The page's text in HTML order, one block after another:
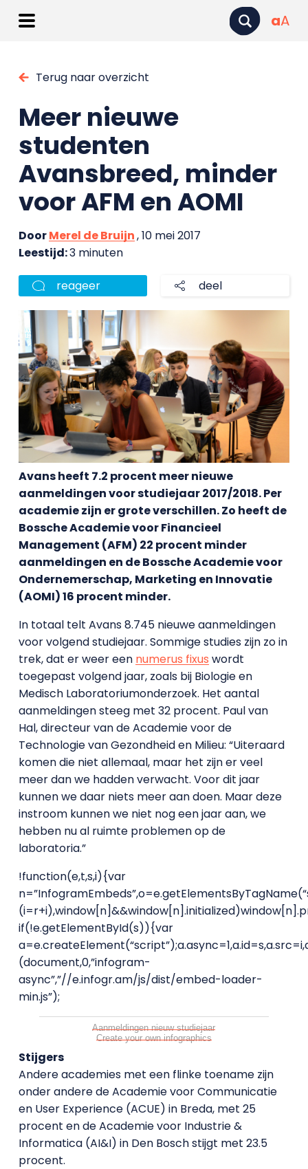
aA
Terug naar overzicht
Meer nieuwe
studenten
Avansbreed, minder
voor AFM en AOMI
DoorMerel de Bruijn, 10 mei 2017
Leestijd:3 minuten
reageer deel
Avans heeft 7.2 procent meer nieuwe
aanmeldingen voor studiejaar 2017/2018. Per
academie zijn er grote verschillen. Zo heeft de
Bossche Academie voor Financieel
Management (AFM) 22 procent minder
aanmeldingen en de Bossche Academie voor
Ondernemerschap, Marketing en Innovatie
(AOMI) 16 procent minder.
In totaal telt Avans 8.745 nieuwe aanmeldingen
voor volgend studiejaar. Sommige studies zijn zo in
trek, dat er weer een numerus fixus wordt
toegepast volgend jaar, zoals bij Biologie en
Medisch Laboratoriumonderzoek. Het aantal
aanmeldingen steeg met 32 procent. Paul van
Hal, directeur van de Academie voor de
Technologie van Gezondheid en Milieu: “Uiteraard
komen die niet allemaal, maar het zijn er veel
meer dan we hadden verwacht. Voor dit jaar
kunnen we daar niets meer aan doen. Maar deze
instroom kunnen we niet nog een jaar aan, we
hebben nu al ruimte problemen op de
laboratoria.”
!function(e,t,s,i){var
if(!e.getElementById(s)){var
(document,0,”infogram-
async”,”//e.infogr.am/js/dist/embed-loader-
min.js”);
Aanmeldingen nieuw studiejaar
Create your own infographics
Stijgers
Andere academies met een flinke toename zijn
onder andere de Academie voor Communicatie
en User Experience (ACUE) in Breda, met 25
procent en de Academie voor Industrie &
Informatica (AI&I) in Den Bosch stijgt met 23.5
procent.